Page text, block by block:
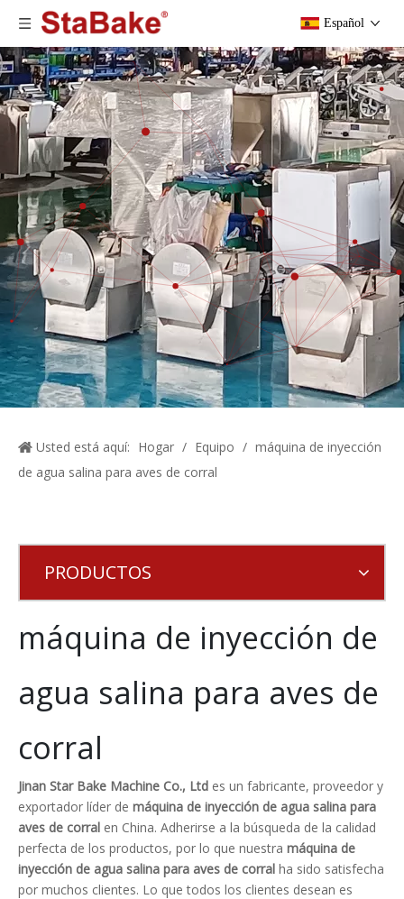
Español
Usted está aquí: Hogar / Equipo / máquina de inyección
de agua salina para aves de corral
PRODUCTOS
máquina de inyección de
agua salina para aves de
corral
Jinan Star Bake Machine Co., Ltd es un fabricante, proveedor y
exportador líder de máquina de inyección de agua salina para
aves de corral en China. Adherirse a la búsqueda de la calidad
perfecta de los productos, por lo que nuestra máquina de
inyección de agua salina para aves de corral ha sido satisfecha
por muchos clientes. Lo que todos los clientes desean es